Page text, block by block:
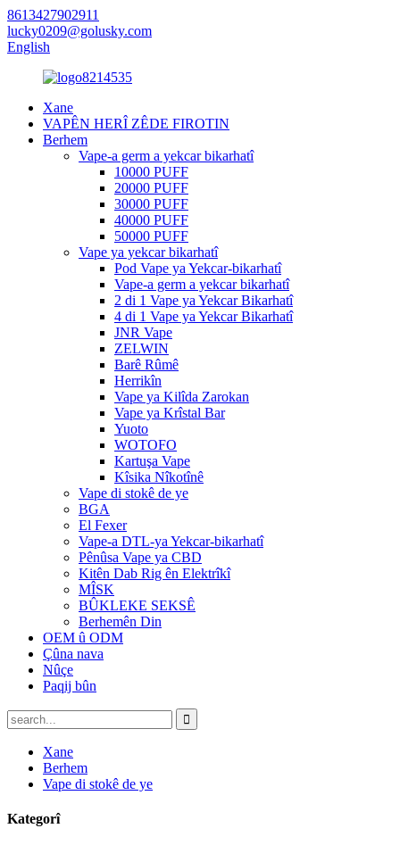
8613427902911
lucky0209@golusky.com
English
Xane
VAPÊN HERÎ ZÊDE FIROTIN
Berhem
Vape-a germ a yekcar bikarhatî
10000 PUFF
20000 PUFF
30000 PUFF
40000 PUFF
50000 PUFF
Vape ya yekcar bikarhatî
Pod Vape ya Yekcar-bikarhatî
Vape-a germ a yekcar bikarhatî
2 di 1 Vape ya Yekcar Bikarhatî
4 di 1 Vape ya Yekcar Bikarhatî
JNR Vape
ZELWIN
Barê Rûmê
Herrikîn
Vape ya Kilîda Zarokan
Vape ya Krîstal Bar
Yuoto
WOTOFO
Kartuşa Vape
Kîsika Nîkotînê
Vape di stokê de ye
BGA
El Fexer
Vape-a DTL-ya Yekcar-bikarhatî
Pênûsa Vape ya CBD
Kitên Dab Rig ên Elektrîkî
MÎSK
BÛKLEKE SEKSÊ
Berhemên Din
OEM û ODM
Çûna nava
Nûçe
Paqij bûn
Xane
Berhem
Vape di stokê de ye
Kategorî